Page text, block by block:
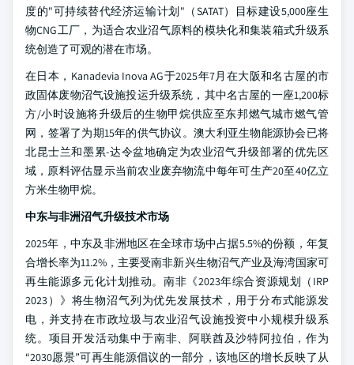
度的"可持续替代经济运输计划"（SATAT）目标建设5,000座生
物CNG工厂，为适合农业沼气原料的模块化和集装箱式升级系
统创造了可观的潜在市场。
在日本，Kanadevia Inova AG于2025年7月在大阪和名古屋的市
政固体废物沼气设施投运升级系统，其中名古屋的一座1,200标
方/小时设施将升级后的生物甲烷供应至东邦燃气城市燃气管
网，签署了为期15年的供气协议。澳大利亚生物能源协会已将
北昆士兰和墨累-达令盆地确定为农业沼气升级部署的优先区
域，原料评估显示当前农业废弃物流中每年可生产20至40亿立
方米生物甲烷。
中东与非洲沼气升级技术市场
2025年，中东及非洲地区在全球市场中占据5.5%的份额，年复
合增长率为11.2%，主要受南非新兴生物沼气产业及海湾国家可
再生能源多元化计划推动。南非《2023年综合资源规划（IRP
2023）》将生物沼气列为优先发展技术，用于分布式能源发
电，并支持在市政垃圾与农业沼气设施投资中小规模升级系
统。项目开发活动集中于南非、阿联酋及沙特阿拉伯，作为
“2030愿景”可再生能源倡议的一部分，该地区的增长反映了从